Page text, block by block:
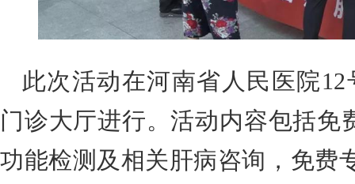
此次活动在河南省人民医院
门诊大厅进行。活动内容包括免
功能检测及相关肝病咨询，免费